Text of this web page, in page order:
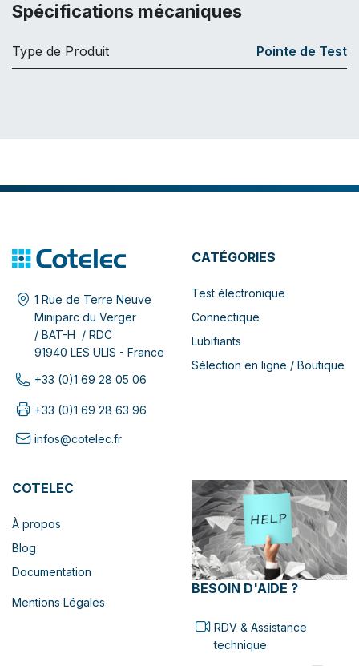
Spécifications mécaniques
Type de Produit Pointe de Test
1 Rue de Terre Neuve
Miniparc du Verger
/ BAT-H / RDC
91940 LES ULIS - France
+33 (0)1 69 28 05 06
+33 (0)1 69 28 63 96
infos@cotelec.fr
CATÉGORIES
Test électronique
Connectique
Lubifiants
Sélection en ligne / Boutique
COTELEC
À propos
Blog
Documentation
Mentions Légales
BESOIN D'AIDE ?
RDV & Assistance
technique